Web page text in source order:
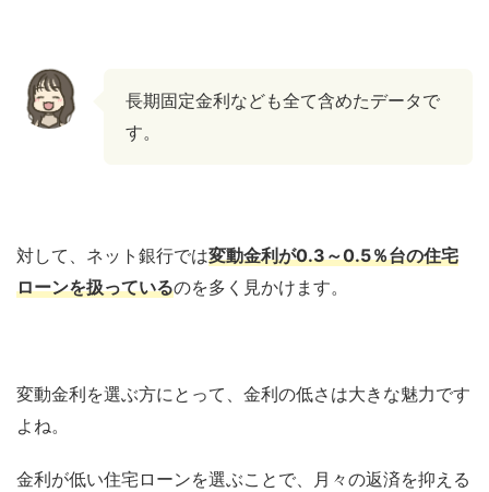
長期固定金利なども全て含めたデータで
す。
対して、ネット銀行では変動金利が0.3～0.5％台の住宅
ローンを扱っているのを多く見かけます。
変動金利を選ぶ方にとって、金利の低さは大きな魅力です
よね。
金利が低い住宅ローンを選ぶことで、月々の返済を抑える